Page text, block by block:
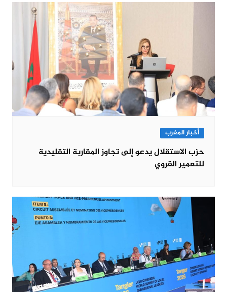
أخبار المغرب
حزب الاستقلال يدعو إلى تجاوز المقاربة التقليدية
للتعمير القروي